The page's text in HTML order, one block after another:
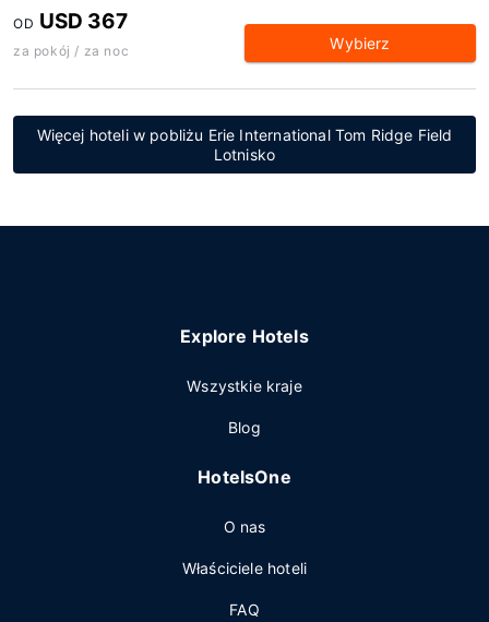
OD USD 367
za pokój / za noc Wybierz
Więcej hoteli w pobliżu Erie International Tom Ridge Field
Lotnisko
Explore Hotels
Wszystkie kraje
Blog
HotelsOne
O nas
Właściciele hoteli
FAQ